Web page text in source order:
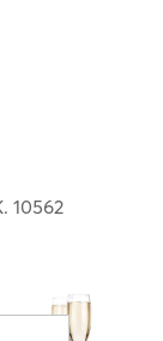
10562